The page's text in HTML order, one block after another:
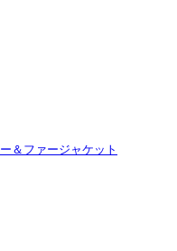
＆ファージャケット